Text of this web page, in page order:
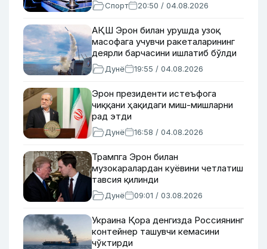
Спорт 20:50 / 04.08.2026
АҚШ Эрон билан урушда узоқ
масофага учувчи ракеталарининг
деярли барчасини ишлатиб бўлди
Дунё 19:55 / 04.08.2026
Эрон президенти истеъфога
чиққани ҳақидаги миш-мишларни
рад этди
Дунё 16:58 / 04.08.2026
Трампга Эрон билан
музокаралардан куёвини четлатиш
тавсия қилинди
Дунё 09:01 / 03.08.2026
Украина Қора денгизда Россиянинг
контейнер ташувчи кемасини
чўктирди